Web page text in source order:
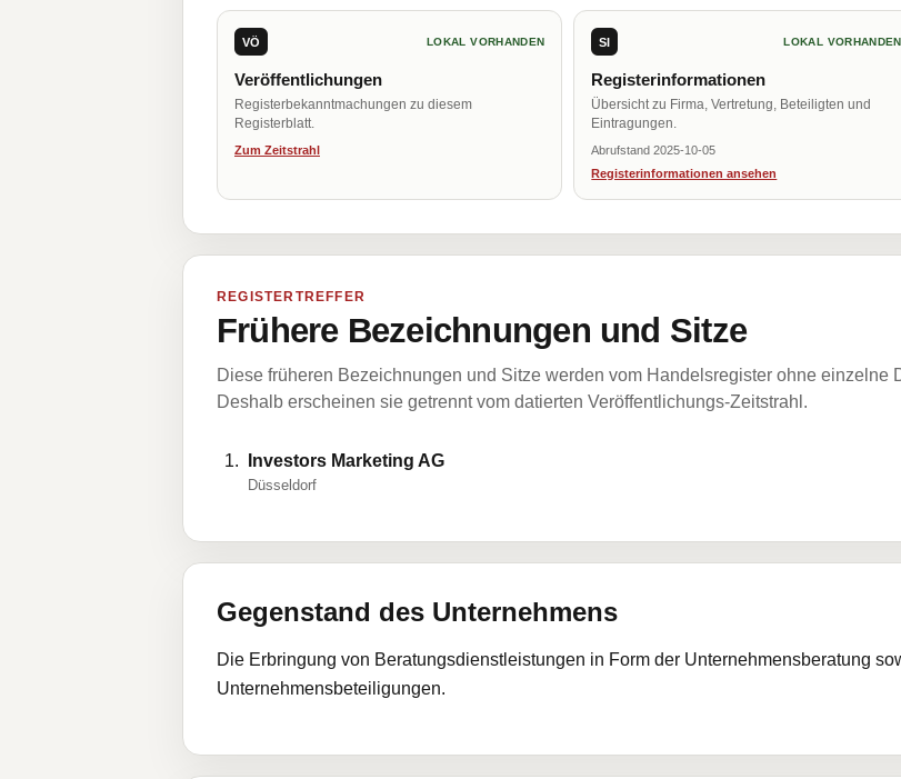
VÖ LOKAL VORHANDEN
Veröffentlichungen
Registerbekanntmachungen zu diesem
Registerblatt.
Zum Zeitstrahl
SI LOKAL VORHANDEN
Registerinformationen
Übersicht zu Firma, Vertretung, Beteiligten und
Eintragungen.
Abrufstand 2025-10-05
Registerinformationen ansehen
REGISTERTREFFER
Frühere Bezeichnungen und Sitze
Diese früheren Bezeichnungen und Sitze werden vom Handelsregister ohne einzelne
Deshalb erscheinen sie getrennt vom datierten Veröffentlichungs-Zeitstrahl.
Investors Marketing AG
Düsseldorf
Gegenstand des Unternehmens
Die Erbringung von Beratungsdienstleistungen in Form der Unternehmensberatung
Unternehmensbeteiligungen.